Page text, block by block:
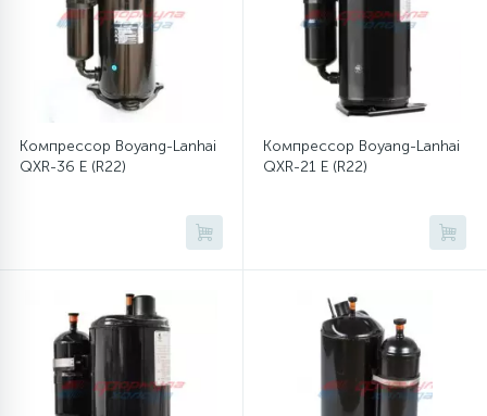
Шкивы барабана
Шланги залива
Щетки двигателя
20
Электронные модули
Компрессор Boyang-Lanhai
QXR-36 E (R22)
Компрессор Boyang-Lanhai
QXR-21 E (R22)